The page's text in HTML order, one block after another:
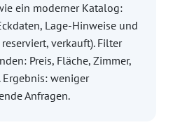
ein moderner Katalog:
Lage-Hinweise und
verkauft). Filter
Preis, Fläche, Zimmer,
weniger
Anfragen.